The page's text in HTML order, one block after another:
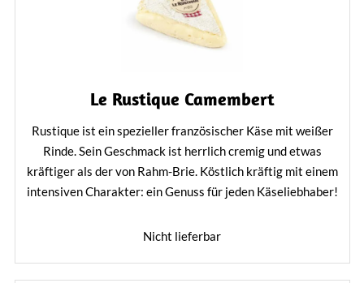
Le Rustique Camembert
Rustique ist ein spezieller französischer Käse mit weißer
Rinde. Sein Geschmack ist herrlich cremig und etwas
kräftiger als der von Rahm-Brie. Köstlich kräftig mit einem
intensiven Charakter: ein Genuss für jeden Käseliebhaber!
Nicht lieferbar